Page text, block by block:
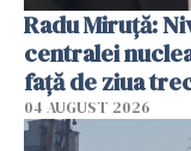
Radu Miruţă:
centralei
faţă de ziua
04 AUGUST 2026